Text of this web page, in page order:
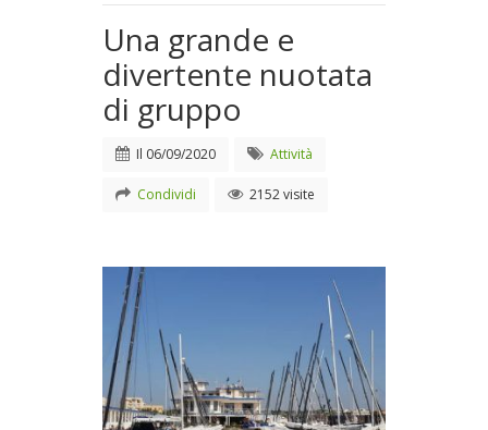
Una grande e
divertente nuotata
di gruppo
Il 06/09/2020 Attività
Condividi 2152 visite